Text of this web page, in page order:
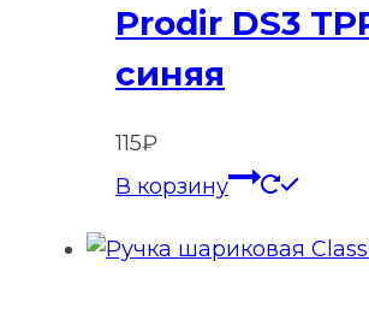
Prodir DS3
синяя
115₽
В корзину